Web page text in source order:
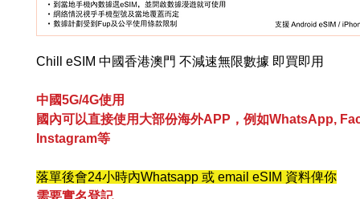
Chill eSIM 中國香港澳門 不減速無限數據 即買即用
中國5G/4G使用
國內可以直接使用大部份海外APP，例如WhatsApp,
Instagram等
落單後會24小時內Whatsapp 或 email eSIM 資料俾你
需要實名登記